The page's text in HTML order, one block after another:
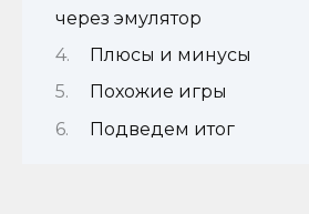
через эмулятор
Плюсы и минусы
Похожие игры
Подведем итог